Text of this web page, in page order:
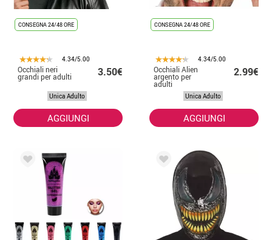
CONSEGNA 24/48 ORE
4.34/5.00
Occhiali neri
grandi per adulti 3.50€
Unica Adulto
AGGIUNGI
CONSEGNA 24/48 ORE
4.34/5.00
Occhiali Alien
argento per
adulti
2.99€
Unica Adulto
AGGIUNGI